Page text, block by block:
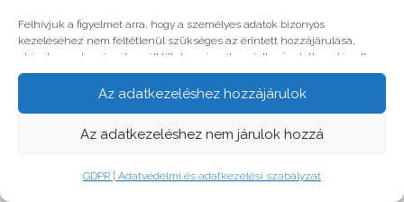
Felhívjuk a figyelmet arra, hogy a személyes adatok bizonyos
kezeléséhez nem feltétlenül szükséges az érintett hozzájárulása,
akinek azonban jogában áll tiltakozni az ilyen jellegű adatkezelés ellen.
A beállítások csak erre a weboldalra érvényesek. Erre a webhelyre
visszatérve vagy az ADATKEZELÉSI TÁJÉKOZTATÓ, ADATVÉDELMI ÉS
Az adatkezeléshez hozzájárulok
Az adatkezeléshez nem járulok hozzá
GDPR | Adatvédelmi és adatkezelési szabályzat